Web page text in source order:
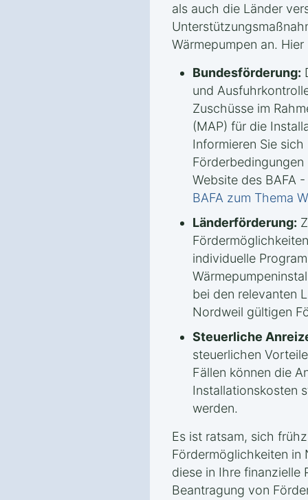
als auch die Länder
Wärmepumpen an.
Bundesförderung:
und
Zuschüsse im
(MAP) für die
Informieren Sie
Website des BAFA
BAFA zum Thema
Länderförderung:
individuelle
bei den relevanten
Nordweil gültigen
Steuerliche
steuerlichen
Fällen können die
Installationskosten
werden.
Es ist ratsam, sich
Fördermöglichkeiten in
diese in Ihre finanzielle
Beantragung von